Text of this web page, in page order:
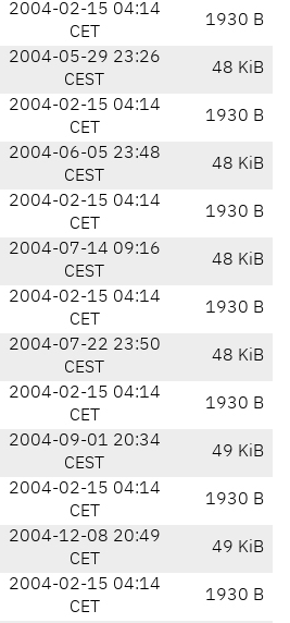
2004-02-15 04:14
CET
1930 B
2004-05-29 23:26
CEST
48 KiB
2004-02-15 04:14
CET
1930 B
2004-06-05 23:48
CEST
48 KiB
2004-02-15 04:14
CET
1930 B
2004-07-14 09:16
CEST
48 KiB
2004-02-15 04:14
CET
1930 B
2004-07-22 23:50
CEST
48 KiB
2004-02-15 04:14
CET
1930 B
2004-09-01 20:34
CEST
49 KiB
2004-02-15 04:14
CET
1930 B
2004-12-08 20:49
CET
49 KiB
2004-02-15 04:14
CET
1930 B